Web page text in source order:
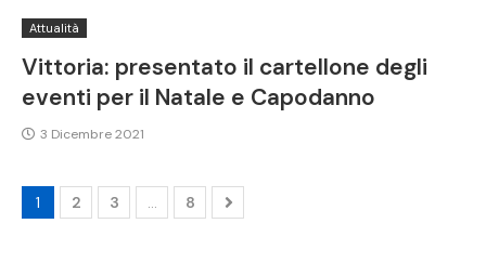
Attualità
Vittoria: presentato il cartellone degli
eventi per il Natale e Capodanno
3 Dicembre 2021
1 2 3 … 8